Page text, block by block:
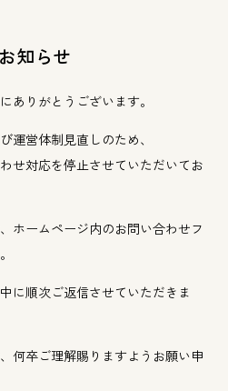
知らせ
ありがとうございます。
運営体制見直しのため、
せ対応を停止させていただいてお
ホームページ内のお問い合わせフ
に順次ご返信させていただきま
何卒ご理解賜りますようお願い申